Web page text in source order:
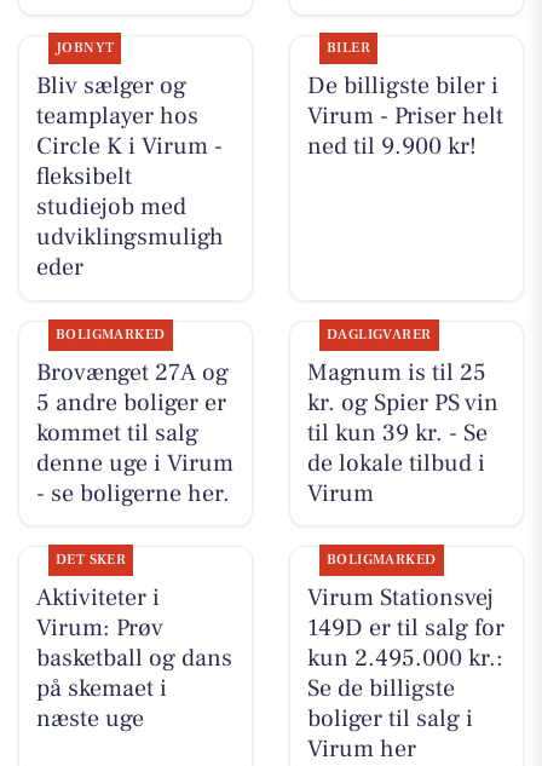
JOBNYT
Bliv sælger og
teamplayer hos
Circle K i Virum -
fleksibelt
studiejob med
udviklingsmuligh
eder
BILER
De billigste biler i
Virum - Priser helt
ned til 9.900 kr!
BOLIGMARKED
Brovænget 27A og
5 andre boliger er
kommet til salg
denne uge i Virum
- se boligerne her.
DAGLIGVARER
Magnum is til 25
kr. og Spier PS vin
til kun 39 kr. - Se
de lokale tilbud i
Virum
DET SKER
Aktiviteter i
Virum: Prøv
basketball og dans
på skemaet i
næste uge
BOLIGMARKED
Virum Stationsvej
149D er til salg for
kun 2.495.000 kr.:
Se de billigste
boliger til salg i
Virum her